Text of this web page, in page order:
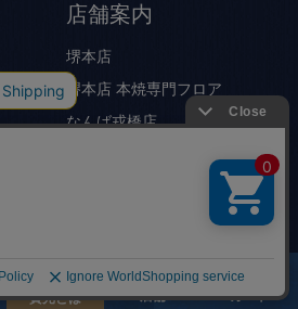
店舗案内
堺本店
堺本店 本焼専門フロア
なんば戎橋店
京都錦寺町店
實光とは 店舗 カート